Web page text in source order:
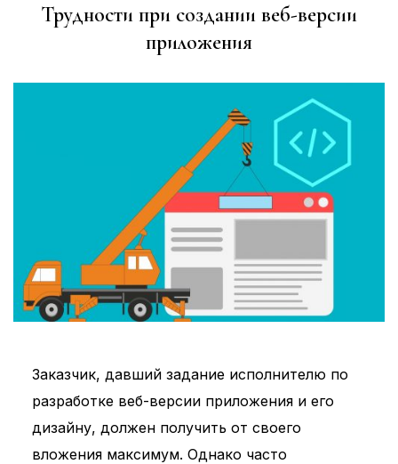
Трудности при создании веб-версии
приложения
Заказчик, давший задание исполнителю по
разработке веб-версии приложения и его
дизайну, должен получить от своего
вложения максимум. Однако часто